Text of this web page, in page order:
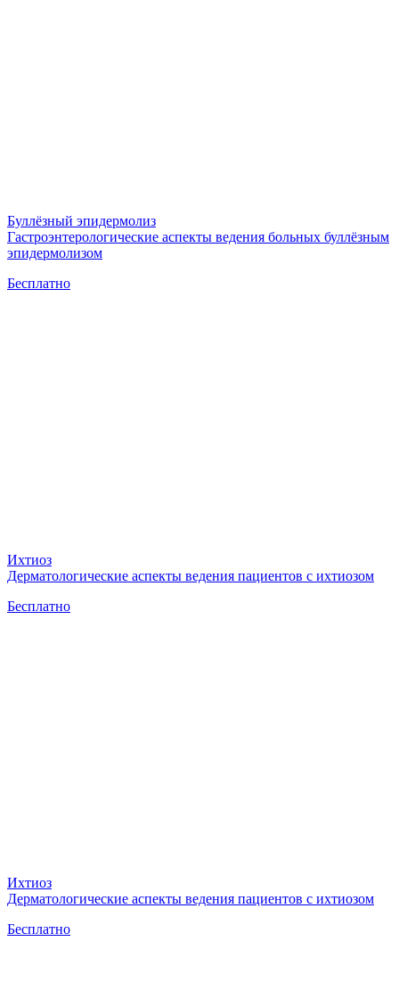
Буллёзный эпидермолиз
Гастроэнтерологические аспекты ведения больных буллёзным
эпидермолизом
Бесплатно
Ихтиоз
Дерматологические аспекты ведения пациентов с ихтиозом
Бесплатно
Ихтиоз
Дерматологические аспекты ведения пациентов с ихтиозом
Бесплатно